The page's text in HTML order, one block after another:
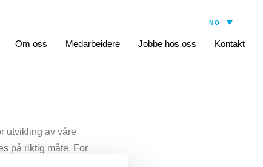
Om oss Medarbeidere Jobbe hos oss Kontakt
utvikling av våre
på riktig måte. For